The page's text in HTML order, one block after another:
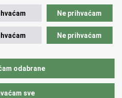
službe vanjskih poslova
Ne prihvaćam
Ne prihvaćam
odabrane
sve